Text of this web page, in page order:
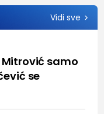
Vidi sve
samo
se